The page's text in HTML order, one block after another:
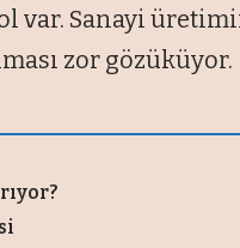
var. Sanayi
zor gözüküyor.